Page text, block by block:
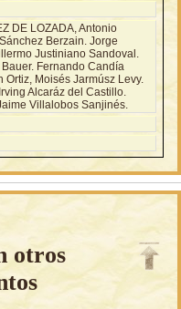
DE LOZADA, Antonio
Berzain. Jorge
Justiniano Sandoval.
Fernando Candía
Ortiz, Moisés Jarmúsz Levy.
Alcaráz del Castillo.
Villalobos Sanjinés.
otros